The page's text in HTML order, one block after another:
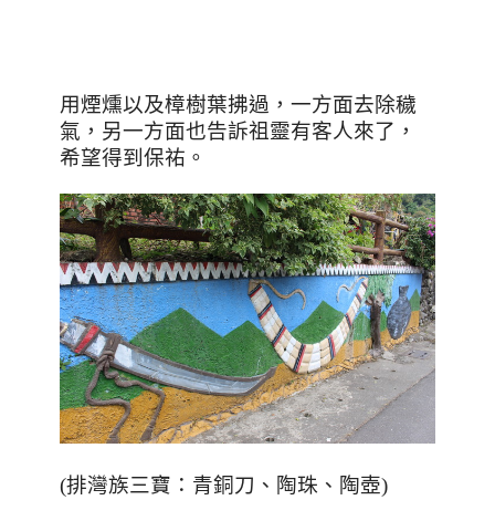
用煙燻以及樟樹葉拂過，一方面去除穢
氣，另一方面也告訴祖靈有客人來了，
希望得到保祐。
(排灣族三寶：青銅刀 、 陶珠 、 陶壺)